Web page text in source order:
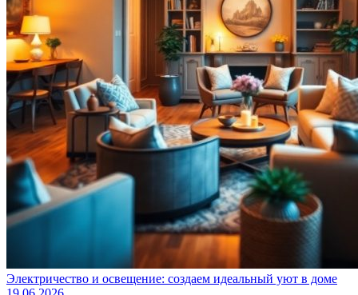
Электричество и освещение: создаем идеальный уют в доме